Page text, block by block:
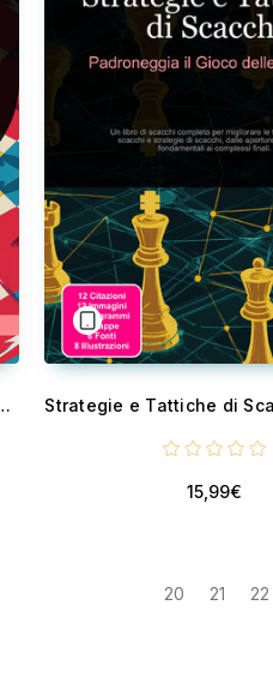
essenziali per iniziare a scacchi. Un libro di scacchi per principianti completo per padroneggiare il gioco. ...
15,99€
20 21 22